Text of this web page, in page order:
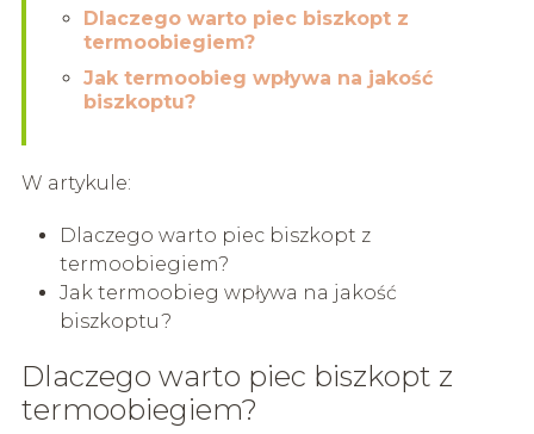
Dlaczego warto piec biszkopt z
termoobiegiem?
Jak termoobieg wpływa na jakość
biszkoptu?
W artykule:
Dlaczego warto piec biszkopt z
termoobiegiem?
Jak termoobieg wpływa na jakość
biszkoptu?
Dlaczego warto piec biszkopt z
termoobiegiem?